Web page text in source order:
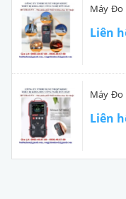
Máy Đo
Liên
Máy Đo
Liên